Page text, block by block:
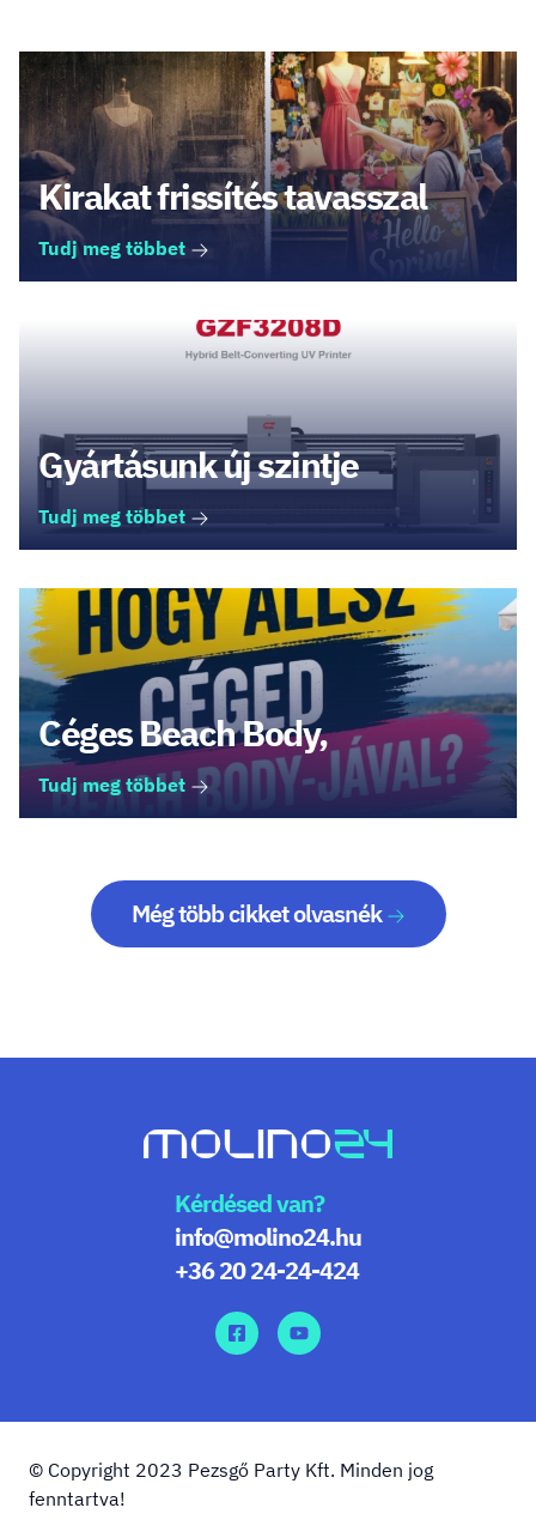
Kirakat frissítés tavasszal
Tudj meg többet
Gyártásunk új szintje
Tudj meg többet
Céges Beach Body,
Tudj meg többet
Még több cikket olvasnék
Kérdésed van?
info@molino24.hu
+36 20 24-24-424
© Copyright 2023 Pezsgő Party Kft. Minden jog
fenntartva!